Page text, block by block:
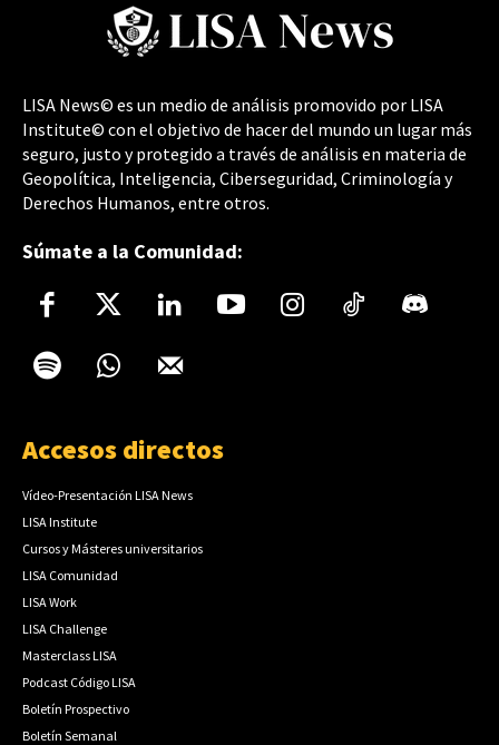
LISA News© es un medio de análisis promovido por LISA
Institute© con el objetivo de hacer del mundo un lugar más
seguro, justo y protegido a través de análisis en materia de
Geopolítica, Inteligencia, Ciberseguridad, Criminología y
Derechos Humanos, entre otros.
Súmate a la Comunidad:
Accesos directos
Vídeo-Presentación LISA News
LISA Institute
Cursos y Másteres universitarios
LISA Comunidad
LISA Work
LISA Challenge
Masterclass LISA
Podcast Código LISA
Boletín Prospectivo
Boletín Semanal